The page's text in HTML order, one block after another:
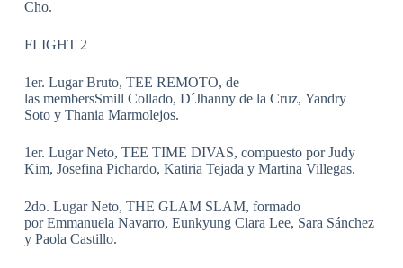
Cho.
FLIGHT 2
1er. Lugar Bruto, TEE REMOTO, de
las membersSmill Collado, D´Jhanny de la Cruz, Yandry
Soto y Thania Marmolejos.
1er. Lugar Neto, TEE TIME DIVAS, compuesto por Judy
Kim, Josefina Pichardo, Katiria Tejada y Martina Villegas.
2do. Lugar Neto, THE GLAM SLAM, formado
por Emmanuela Navarro, Eunkyung Clara Lee, Sara Sánchez
y Paola Castillo.